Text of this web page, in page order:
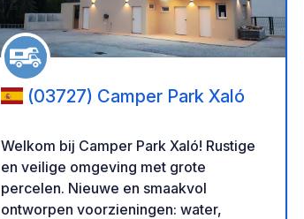
(03727) Camper Park Xaló
Welkom bij Camper Park Xaló! Rustige
en veilige omgeving met grote
percelen. Nieuwe en smaakvol
ontworpen voorzieningen: water,